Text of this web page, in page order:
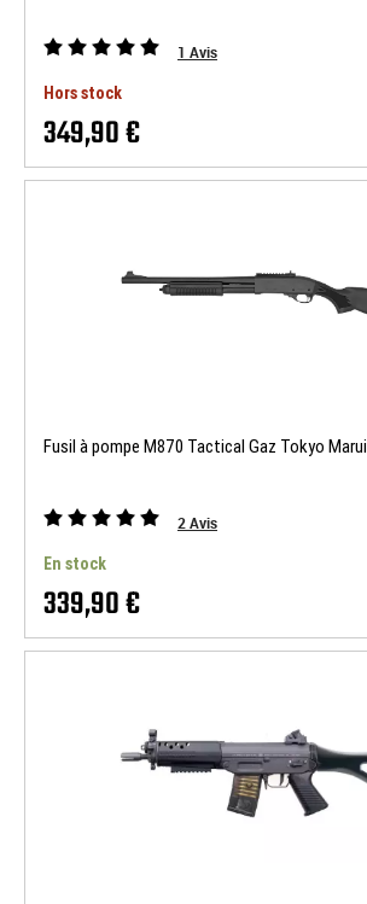
1 Avis
Hors stock
349,90 €
Fusil à pompe M870 Tactical Gaz Tokyo Marui
2Avis
En stock
339,90 €